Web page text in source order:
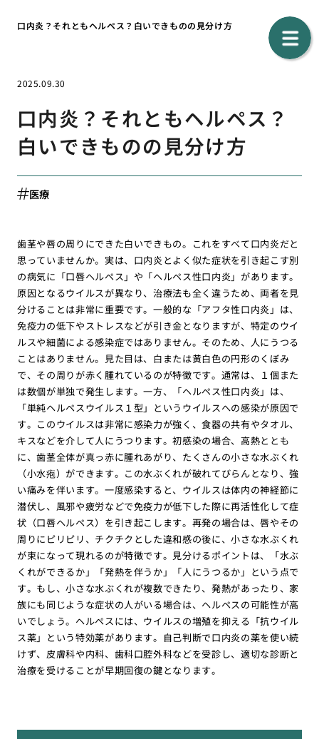
口内炎？それともヘルペス？白いできものの見分け方
2025.09.30
口内炎？それともヘルペス？
白いできものの見分け方
医療
歯茎や唇の周りにできた白いできもの。これをすべて口内炎だと
思っていませんか。実は、口内炎とよく似た症状を引き起こす別
の病気に「口唇ヘルペス」や「ヘルペス性口内炎」があります。
原因となるウイルスが異なり、治療法も全く違うため、両者を見
分けることは非常に重要です。一般的な「アフタ性口内炎」は、
免疫力の低下やストレスなどが引き金となりますが、特定のウイ
ルスや細菌による感染症ではありません。そのため、人にうつる
ことはありません。見た目は、白または黄白色の円形のくぼみ
で、その周りが赤く腫れているのが特徴です。通常は、１個また
は数個が単独で発生します。一方、「ヘルペス性口内炎」は、
「単純ヘルペスウイルス１型」というウイルスへの感染が原因で
す。このウイルスは非常に感染力が強く、食器の共有やタオル、
キスなどを介して人にうつります。初感染の場合、高熱ととも
に、歯茎全体が真っ赤に腫れあがり、たくさんの小さな水ぶくれ
（小水疱）ができます。この水ぶくれが破れてびらんとなり、強
い痛みを伴います。一度感染すると、ウイルスは体内の神経節に
潜伏し、風邪や疲労などで免疫力が低下した際に再活性化して症
状（口唇ヘルペス）を引き起こします。再発の場合は、唇やその
周りにピリピリ、チクチクとした違和感の後に、小さな水ぶくれ
が束になって現れるのが特徴です。見分けるポイントは、「水ぶ
くれができるか」「発熱を伴うか」「人にうつるか」という点で
す。もし、小さな水ぶくれが複数できたり、発熱があったり、家
族にも同じような症状の人がいる場合は、ヘルペスの可能性が高
いでしょう。ヘルペスには、ウイルスの増殖を抑える「抗ウイル
ス薬」という特効薬があります。自己判断で口内炎の薬を使い続
けず、皮膚科や内科、歯科口腔外科などを受診し、適切な診断と
治療を受けることが早期回復の鍵となります。